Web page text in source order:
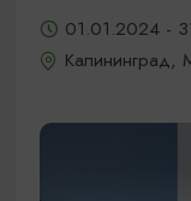
01.01.2024 -
Калининград,